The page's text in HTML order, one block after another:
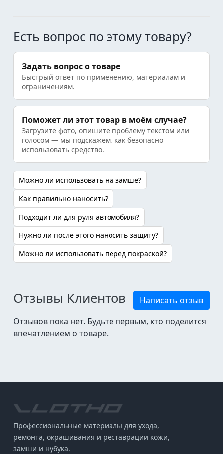
Есть вопрос по этому товару?
Задать вопрос о товаре
Быстрый ответ по применению, материалам и
ограничениям.
Поможет ли этот товар в моём случае?
Загрузите фото, опишите проблему текстом или
голосом — мы подскажем, как безопасно
использовать средство.
Можно ли использовать на замше?
Как правильно наносить?
Подходит ли для руля автомобиля?
Нужно ли после этого наносить защиту?
Можно ли использовать перед покраской?
Отзывы Клиентов
Написать отзыв
Отзывов пока нет. Будьте первым, кто поделится
впечатлением о товаре.
Профессиональные материалы для ухода,
ремонта, окрашивания и реставрации кожи,
замши и нубука.